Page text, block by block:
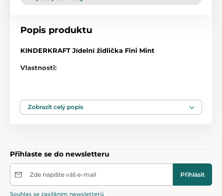
Popis produktu
KINDERKRAFT Jídelní židlička Fini Mint
Vlastnosti:
od chvíle, kdy dítě již sedí samo (kolem 6 měsíce) až
do 5 let
povrchem
praktická podnožka
Zobrazit celý popis
Přihlaste se do newsletteru
Zde napište váš e-mail Přihlásit
Souhlas se zasíláním newsletterů